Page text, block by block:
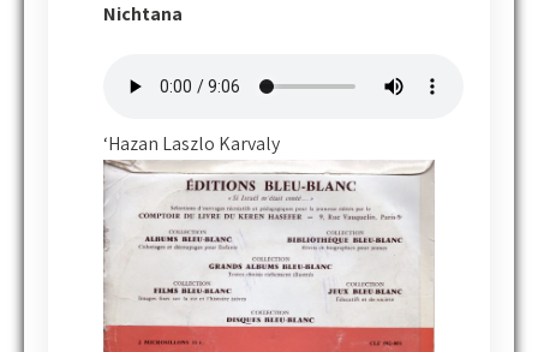
Nichtana
‘Hazan Laszlo Karvaly